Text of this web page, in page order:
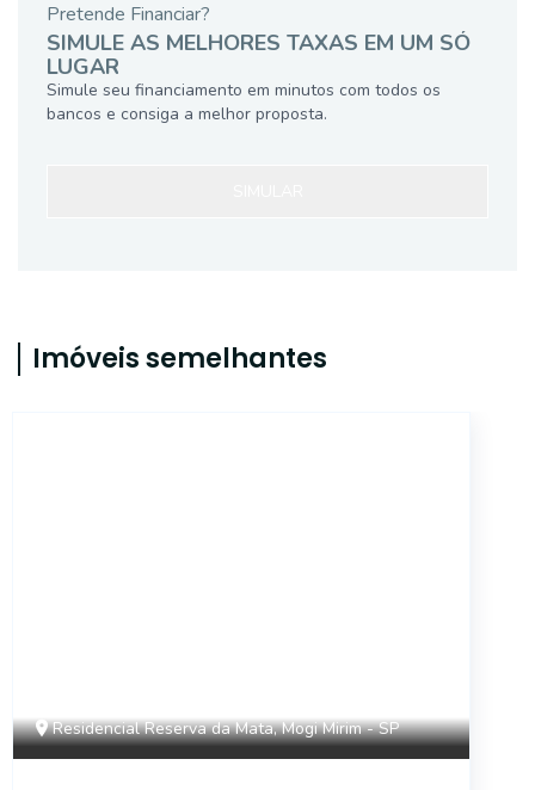
Pretende Financiar?
SIMULE AS MELHORES TAXAS EM UM SÓ
LUGAR
Simule seu financiamento em minutos com todos os
bancos e consiga a melhor proposta.
Imóveis semelhantes
Residencial Reserva da Mata, Mogi Mirim - SP